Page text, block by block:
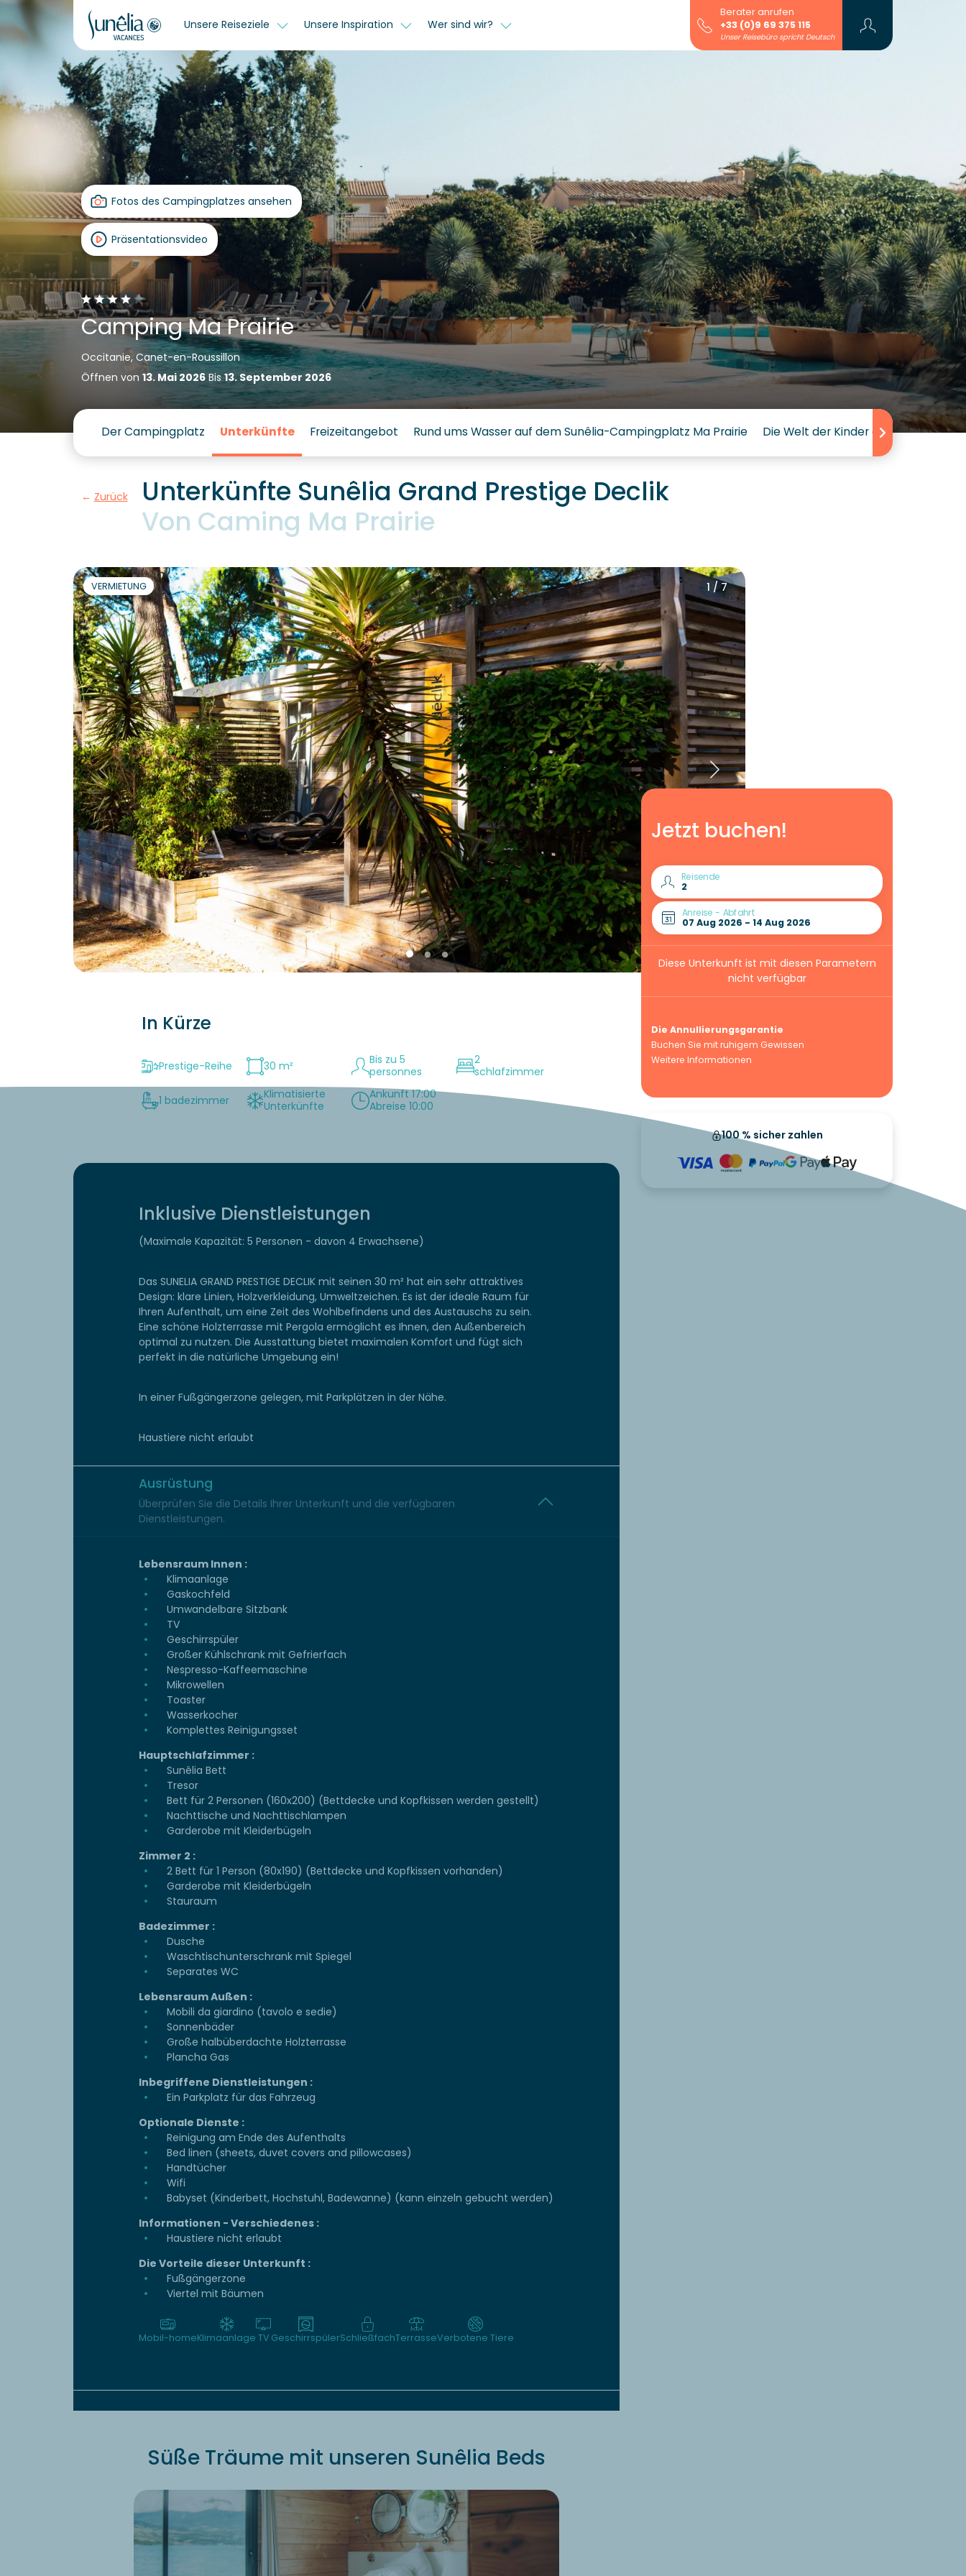
Unsere Reiseziele Unsere Inspiration Wer sind wir?
Berater anrufen
+33 (0)9 69 375 115
Unser Reisebüro spricht Deutsch
Fotos des Campingplatzes ansehen
Präsentationsvideo
Camping Ma Prairie
Occitanie, Canet-en-Roussillon
Öffnen von 13. Mai 2026Bis13. September 2026
Der Campingplatz Unterkünfte Freizeitangebot Rund ums Wasser auf dem Sunêlia-Campingplatz Ma Prairie Die Welt der Kinder auf dem
Zurück
Unterkünfte Sunêlia Grand Prestige Declik
Von Caming Ma Prairie
Jetzt buchen!
Reisende
Anreise - Abfahrt
Diese Unterkunft ist mit diesen Parametern
nicht verfügbar
Die Annullierungsgarantie
Buchen Sie mit ruhigem Gewissen
Weitere Informationen
100 % sicher zahlen
1 / 7
VERMIETUNG
In Kürze
Prestige-Reihe 30 m²
Bis zu 5
personnes
2
schlafzimmer
1 badezimmer
Klimatisierte
Unterkünfte
Ankunft 17:00
Abreise 10:00
Inklusive Dienstleistungen
(Maximale Kapazität: 5 Personen - davon 4 Erwachsene)
Das SUNELIA GRAND PRESTIGE DECLIK mit seinen 30 m² hat ein sehr attraktives
Design: klare Linien, Holzverkleidung, Umweltzeichen. Es ist der ideale Raum für
Ihren Aufenthalt, um eine Zeit des Wohlbefindens und des Austauschs zu sein.
Eine schöne Holzterrasse mit Pergola ermöglicht es Ihnen, den Außenbereich
optimal zu nutzen. Die Ausstattung bietet maximalen Komfort und fügt sich
perfekt in die natürliche Umgebung ein!
In einer Fußgängerzone gelegen, mit Parkplätzen in der Nähe.
Haustiere nicht erlaubt
Ausrüstung
Überprüfen Sie die Details Ihrer Unterkunft und die verfügbaren
Dienstleistungen.
Lebensraum Innen :
Klimaanlage
Gaskochfeld
Umwandelbare Sitzbank
TV
Geschirrspüler
Großer Kühlschrank mit Gefrierfach
Nespresso-Kaffeemaschine
Mikrowellen
Toaster
Wasserkocher
Komplettes Reinigungsset
Hauptschlafzimmer :
Sunêlia Bett
Tresor
Bett für 2 Personen (160x200) (Bettdecke und Kopfkissen werden gestellt)
Nachttische und Nachttischlampen
Garderobe mit Kleiderbügeln
Zimmer 2 :
2 Bett für 1 Person (80x190) (Bettdecke und Kopfkissen vorhanden)
Garderobe mit Kleiderbügeln
Stauraum
Badezimmer :
Dusche
Waschtischunterschrank mit Spiegel
Separates WC
Lebensraum Außen :
Mobili da giardino (tavolo e sedie)
Sonnenbäder
Große halbüberdachte Holzterrasse
Plancha Gas
Inbegriffene Dienstleistungen :
Ein Parkplatz für das Fahrzeug
Optionale Dienste :
Reinigung am Ende des Aufenthalts
Bed linen (sheets, duvet covers and pillowcases)
Handtücher
Wifi
Babyset (Kinderbett, Hochstuhl, Badewanne) (kann einzeln gebucht werden)
Informationen - Verschiedenes :
Haustiere nicht erlaubt
Die Vorteile dieser Unterkunft :
Fußgängerzone
Viertel mit Bäumen
Mobil-homeKlimaanlage TV GeschirrspülerSchließfachTerrasseVerbotene Tiere
Süße Träume mit unseren Sunêlia Beds